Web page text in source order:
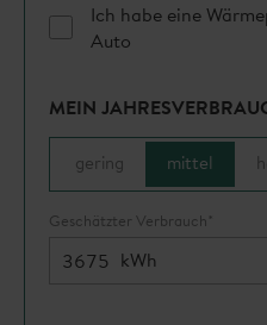
Ich habe eine
Auto
MEIN
gering mittel
Geschätzter Verbrauch*
kWh